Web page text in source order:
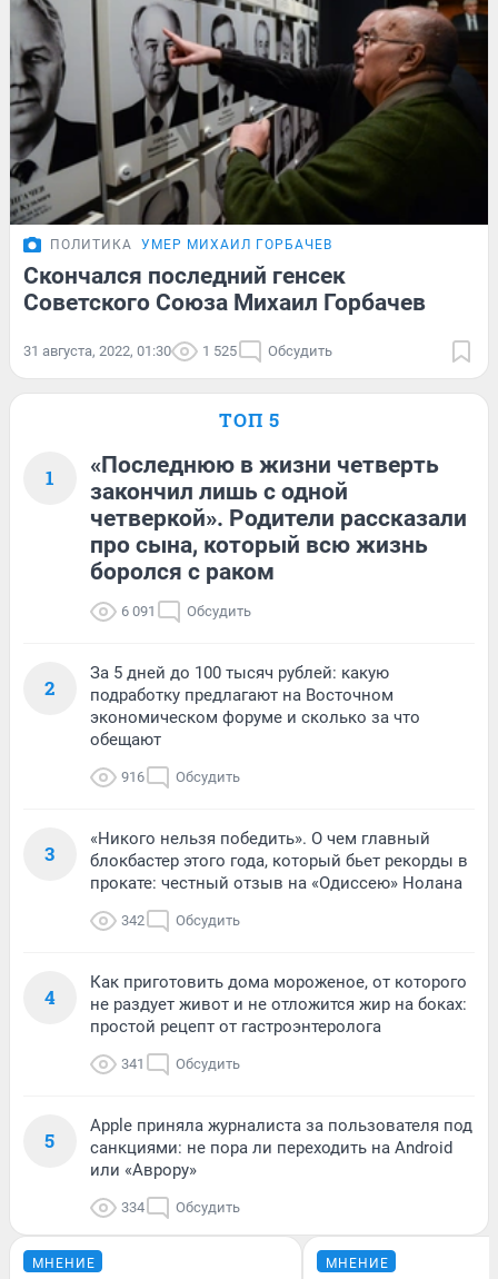
ПОЛИТИКА УМЕР МИХАИЛ ГОРБАЧЕВ
Скончался последний генсек
Советского Союза Михаил Горбачев
31 августа, 2022, 01:30 1 525 Обсудить
ТОП 5
1
«Последнюю в жизни четверть
закончил лишь с одной
четверкой». Родители рассказали
про сына, который всю жизнь
боролся с раком
6 091 Обсудить
2
За 5 дней до 100 тысяч рублей: какую
подработку предлагают на Восточном
экономическом форуме и сколько за что
обещают
916 Обсудить
3
«Никого нельзя победить». О чем главный
блокбастер этого года, который бьет рекорды в
прокате: честный отзыв на «Одиссею» Нолана
342 Обсудить
4
Как приготовить дома мороженое, от которого
не раздует живот и не отложится жир на боках:
простой рецепт от гастроэнтеролога
341 Обсудить
5
Apple приняла журналиста за пользователя под
санкциями: не пора ли переходить на Android
или «Аврору»
334 Обсудить
МНЕНИЕ МНЕНИЕ